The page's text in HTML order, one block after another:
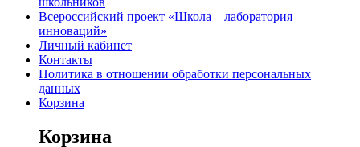
Всероссийский проект «Школа – лаборатория
инноваций»
Личный кабинет
Контакты
Политика в отношении обработки персональных
данных
Корзина
Корзина